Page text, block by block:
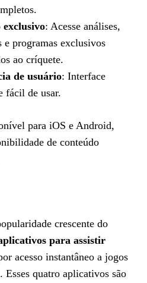
exclusivo: Acesse análises,
e programas exclusivos
ao críquete.
de usuário: Interface
fácil de usar.
para iOS e Android,
de conteúdo
crescente do
para assistir
acesso instantâneo a jogos
Esses quatro aplicativos são